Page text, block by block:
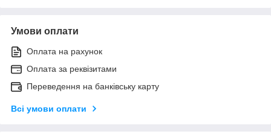
Умови оплати
Оплата на рахунок
Оплата за реквізитами
Переведення на банківську карту
Всі умови оплати